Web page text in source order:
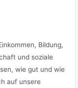
Bildung,
und soziale
wie gut und wie
auf unsere